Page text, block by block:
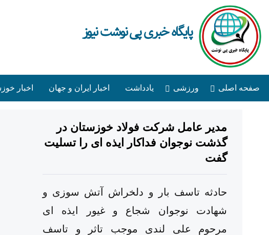
پایگاه خبری پی نوشت نیوز
صفحه اصلی ورزشی یادداشت اخبار ایران و جهان اخبار
مدیر عامل شرکت فولاد خوزستان در
گذشت نوجوان فداکار ایذه ای را تسلیت
گفت
حادثه تاسف بار و دلخراش آتش سوزی و
شهادت نوجوان شجاع و غیور ایذه ای
مرحوم علی لندی موجب تاثر و تاسف